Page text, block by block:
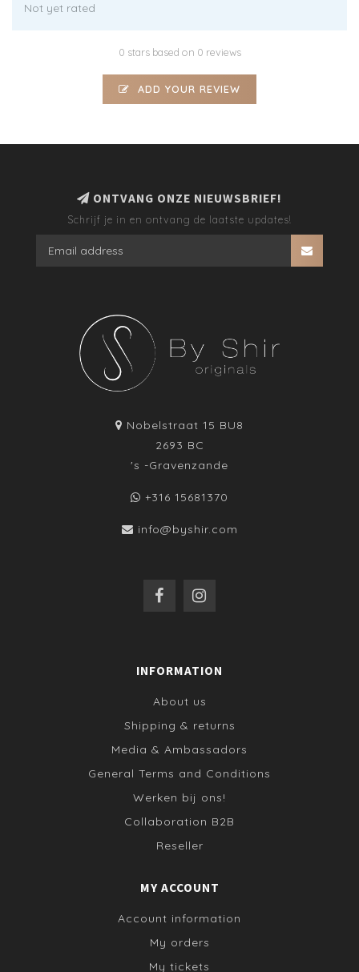
Not yet rated
0 stars based on 0 reviews
ADD YOUR REVIEW
ONTVANG ONZE NIEUWSBRIEF!
Schrijf je in en ontvang de laatste updates!
Nobelstraat 15 BU8
2693 BC
's -Gravenzande
+316 15681370
info@byshir.com
INFORMATION
About us
Shipping & returns
Media & Ambassadors
General Terms and Conditions
Werken bij ons!
Collaboration B2B
Reseller
MY ACCOUNT
Account information
My orders
My tickets